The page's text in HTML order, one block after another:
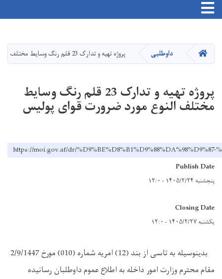
main
content
Toggle navigation
HOME داوطلبی پروژه تهیه و تدارک 23 قلم رنگ وسایط مختلف النوع مورد ضرورت قوای پولیس
پروژه تهیه و تدارک 23 قلم رنگ وسایط
مختلف النوع مورد ضرورت قوای پولیس
https://moi.gov.af/dr/%D9%BE%D8%B1%D9%88%DA%98%D9%87-
Publish Date
پنجشنبه ۱۴۰۵/۲/۲۴ - ۱۲:۰
Closing Date
یکشنبه ۱۴۰۵/۲/۲۷ - ۱۲:۰
بدینوسیله به تاسی از بند (12) امریه شماره (010) مورخ 2/9/1447
مقام محترم وزارت امور داخله به اطلاع عموم داوطلبان رسانیده